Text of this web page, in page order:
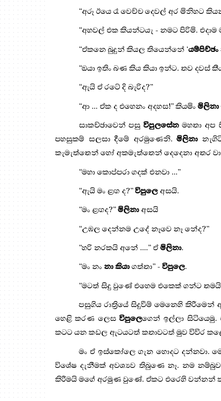
“අරූ ඊයෙ රෑ වෙච්ච දෙවල් අර මිනිහට
“අහවල් එක කියන්ටයැ - නමට පිරිමි. එදාම
“ඒකනෙ බුදුන් කියල තියෙන්නේ ‘
“ඔයා ඉතිං බණ කිය කියා ඉන්ට. තව දවස්
“ඇයි ඒ රටේ දි බැරිද?”
“ආ ... ඒක ද එහෙනං අදහස!” කියමිං මිලිනා
සාකච්ඡාවෙන් පසු විපුලසේනමහතා අප
පහසුකම් සලසා දීමේ අරමුණෙනි.මිලිනා
කැමැත්තෙන් හෝ අකමැත්තෙන් දෙදෙනා අතර
“මහා කොප්පරා ගදක් එනවා ...”
“ඇයි මං ළඟ ද?”විපුලෙ අසයි.
“මං ළඟද?”මිලිනා අසයි
“උඹල දෙන්නම උදේ නෑවෙ නෑ නේද?”
“හරි නරකයි අනේ ....” ඒමිලිනා.
“මං නං නා කියාගත්තා”- විපුලෙ.
“මටත් සිදු වුණේ එහෙම එකෙක් ගන්ට
පසුගිය රාත්‍රියේ සිදුවීම් මෙනෙහි
හෙළි කරණ ලෙසවිපුලෙගෙන් ඉල්ලා
කටට යන කඩල ඇටයටත් කතාවටත් මුව විවිර
මං ඒ ඉස්කෝලෙ ගැන හොදට දන්නවා.
විශේෂ දැනීමක් අවශ්‍යව තිබුණෙ නෑ. නම
කිරීමයි මගේ අරමුණ වුණේ. ඒකට එරෙහි වන්නන්